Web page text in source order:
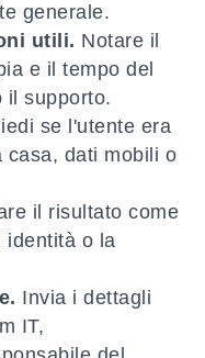
generale.
utili. Notare il
e il tempo del
il supporto.
se l'utente era
casa, dati mobili o
il risultato come
identità o la
Invia i dettagli
IT,